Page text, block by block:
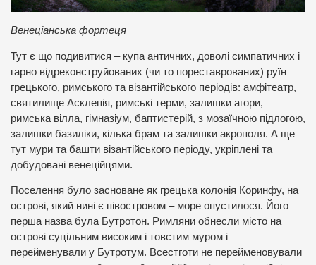
Венеціанська фортеця
Тут є що подивитися – купа античних, доволі симпатичних і
гарно відреконструйованих (чи то пореставрованих) руїн
грецького, римського та візантійського періодів: амфітеатр,
святилище Асклепія, римські терми, залишки агори,
римська вілла, гімназіум, баптистерій, з мозаїчною підлогою,
залишки базиліки, кілька брам та залишки акрополя. А ще
тут мури та башти візантійського періоду, укріплені та
добудовані венеційцями.
Поселення було засноване як грецька колонія Коринфу, на
острові, який нині є півостровом – море опустилося. Його
перша назва була Бутротон. Римляни обнесли місто на
острові суцільним високим і товстим муром і
перейменували у Бутротум. Всестготи не перейменовували